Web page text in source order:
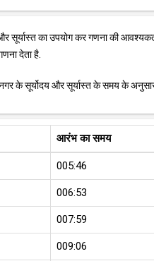
और सूर्यास्त का उपयोग कर गणना की
देता है.
के सूर्योदय और सूर्यास्त के समय के
आरंभ का समय
005:46
006:53
007:59
009:06